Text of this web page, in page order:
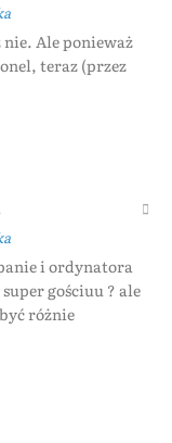
Ale ponieważ
teraz (przez
i ordynatora
gościuu ? ale
różnie